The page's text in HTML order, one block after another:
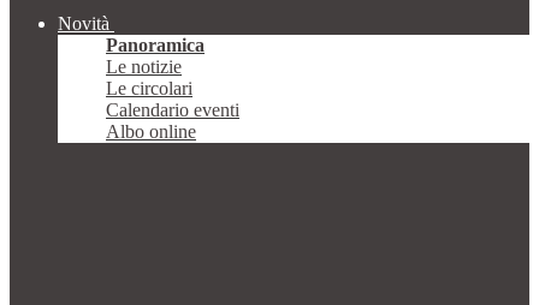
Novità
Panoramica
Le notizie
Le circolari
Calendario eventi
Albo online